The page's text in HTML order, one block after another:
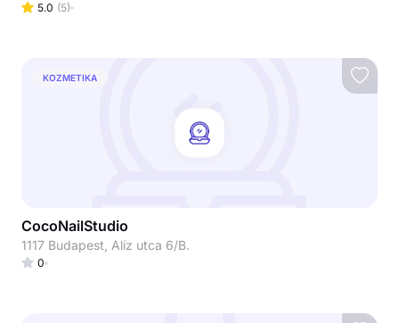
5.0 (5)
KOZMETIKA
CocoNailStudio
1117 Budapest, Alíz utca 6/B.
0